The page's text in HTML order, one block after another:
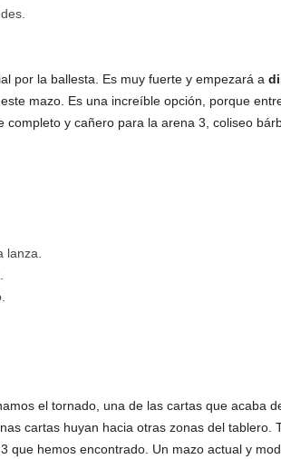
por la ballesta. Es muy fuerte y empezará a
mazo. Es una increíble opción, porque
completo y cañero para la arena 3, coliseo
lanza.
el tornado, una de las cartas que acaba
cartas huyan hacia otras zonas del tablero.
que hemos encontrado. Un mazo actual y